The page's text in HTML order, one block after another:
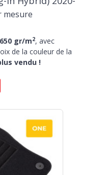
mesure
gr/m2, avec
de la couleur de la
vendu !